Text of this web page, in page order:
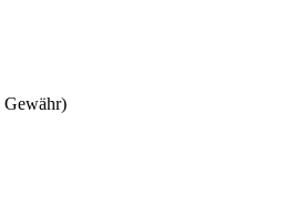
Gewähr)